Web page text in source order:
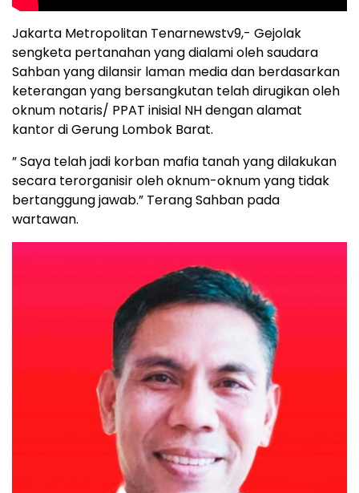
Jakarta Metropolitan Tenarnewstv9,- Gejolak
sengketa pertanahan yang dialami oleh saudara
Sahban yang dilansir laman media dan berdasarkan
keterangan yang bersangkutan telah dirugikan oleh
oknum notaris/ PPAT inisial NH dengan alamat
kantor di Gerung Lombok Barat.
” Saya telah jadi korban mafia tanah yang dilakukan
secara terorganisir oleh oknum-oknum yang tidak
bertanggung jawab.” Terang Sahban pada
wartawan.